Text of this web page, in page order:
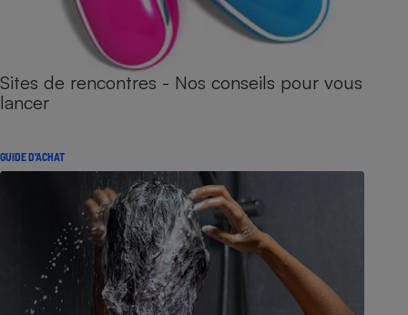
Sites de rencontres - Nos conseils pour vous
lancer
GUIDE D'ACHAT